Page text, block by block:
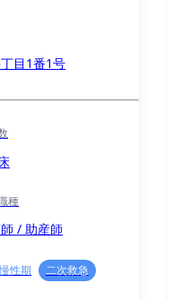
⽬1番1号
種
/ 助産師
慢性期
二次救急